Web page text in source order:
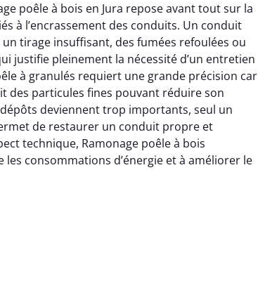
poêle à bois en Jura repose avant tout sur la
à l’encrassement des conduits. Un conduit
tirage insuffisant, des fumées refoulées ou
justifie pleinement la nécessité d’un entretien
à granulés requiert une grande précision car
des particules fines pouvant réduire son
deviennent trop importants, seul un
de restaurer un conduit propre et
technique, Ramonage poêle à bois
consommations d’énergie et à améliorer le